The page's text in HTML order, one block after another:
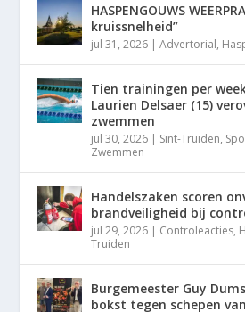
HASPENGOUWS
kruissnelheid”
jul 31, 2026 |Advertorial,
Tien trainingen per
Laurien Delsaer (15)
zwemmen
jul 30, 2026 | Sint-Truiden,
Zwemmen
Handelszaken scoren
brandveiligheid bij
jul 29, 2026 | Controleacties,
Truiden
Burgemeester Guy
bokst tegen schepen